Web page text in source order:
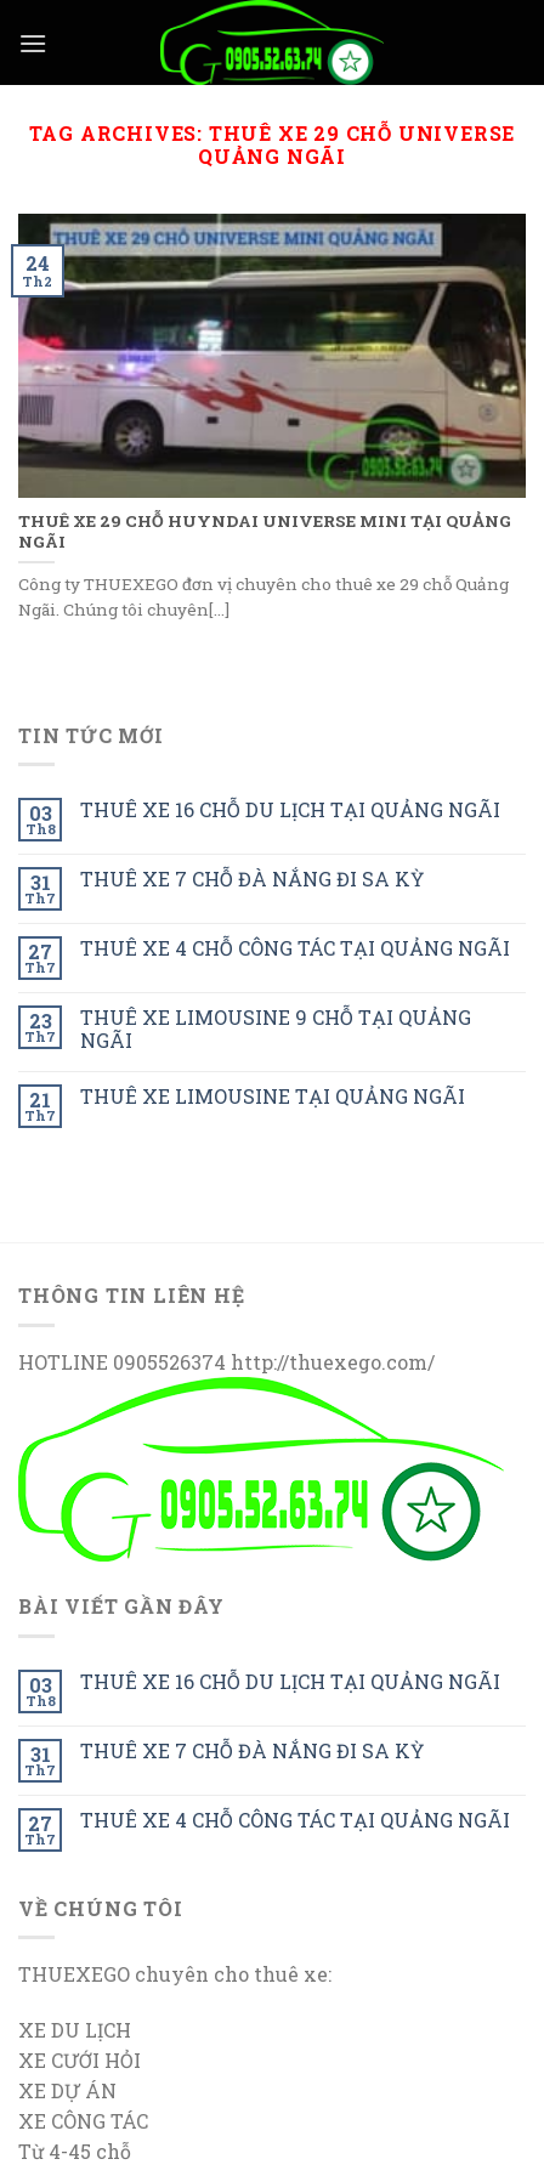
TAG ARCHIVES: THUÊ XE 29 CHỖ UNIVERSE
QUẢNG NGÃI
THUÊ XE 29 CHỖ HUYNDAI UNIVERSE MINI TẠI QUẢNG
NGÃI
Công ty THUEXEGO đơn vị chuyên cho thuê xe 29 chỗ Quảng
Ngãi. Chúng tôi chuyên[...]
24
Th2
TIN TỨC MỚI
03
Th8
THUÊ XE 16 CHỖ DU LỊCH TẠI QUẢNG NGÃI
31
Th7
THUÊ XE 7 CHỖ ĐÀ NẮNG ĐI SA KỲ
27
Th7
THUÊ XE 4 CHỖ CÔNG TÁC TẠI QUẢNG NGÃI
23
Th7
THUÊ XE LIMOUSINE 9 CHỖ TẠI QUẢNG
NGÃI
21
Th7
THUÊ XE LIMOUSINE TẠI QUẢNG NGÃI
THÔNG TIN LIÊN HỆ
HOTLINE 0905526374 http://thuexego.com/
BÀI VIẾT GẦN ĐÂY
03
Th8
THUÊ XE 16 CHỖ DU LỊCH TẠI QUẢNG NGÃI
31
Th7
THUÊ XE 7 CHỖ ĐÀ NẮNG ĐI SA KỲ
27
Th7
THUÊ XE 4 CHỖ CÔNG TÁC TẠI QUẢNG NGÃI
VỀ CHÚNG TÔI
THUEXEGO chuyên cho thuê xe:
XE DU LỊCH
XE CƯỚI HỎI
XE DỰ ÁN
XE CÔNG TÁC
Từ 4-45 chỗ